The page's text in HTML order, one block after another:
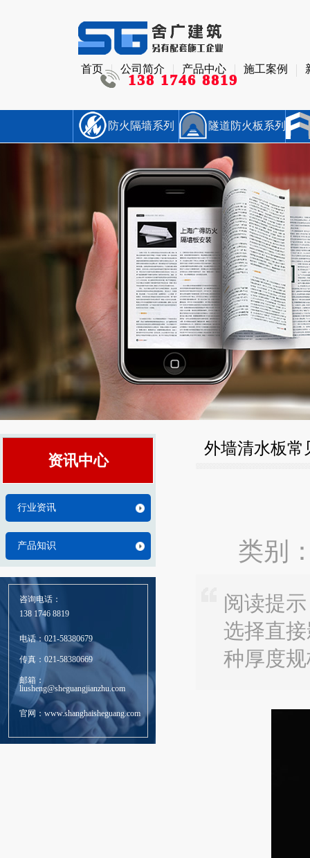
首页 公司简介 产品中心 施工案例
138 1746 8819
防火隔墙系列 隧道防火板系列
资讯中心
行业资讯
产品知识
咨询电话：
138 1746 8819
电话：021-58380679
传真：021-58380669
邮箱：
liusheng@sheguangjianzhu.com
官网：www.shanghaisheguang.com
外墙清水板常
类别
阅读提
选择直
种厚度